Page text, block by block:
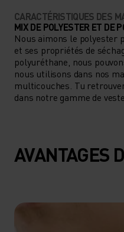
CARACTÉRISTIQUES DES
MIX DE POLYESTER ET DE
Nous aimons le polyester
et ses propriétés de
polyuréthane, nous
nous utilisons dans nos
multicouches. Tu
dans notre gamme de
AVANTAGES